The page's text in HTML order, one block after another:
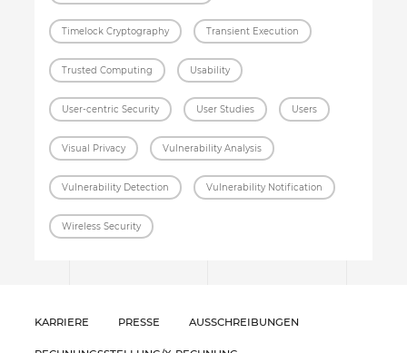
Timelock Cryptography Transient Execution
Trusted Computing Usability
User-centric Security User Studies Users
Visual Privacy Vulnerability Analysis
Vulnerability Detection Vulnerability Notification
Wireless Security
KARRIERE PRESSE AUSSCHREIBUNGEN